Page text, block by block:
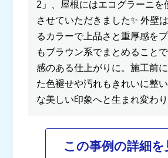
2」、屋根にはエコグラーニを
させていただきました✨ 外壁
るカラーで上品さと重厚感を
もブラウン系でまとめること
感のある仕上がりに。施工前
た色褪せや汚れもきれいに整
な美しい印象へと生まれ変わり
この事例の詳細を